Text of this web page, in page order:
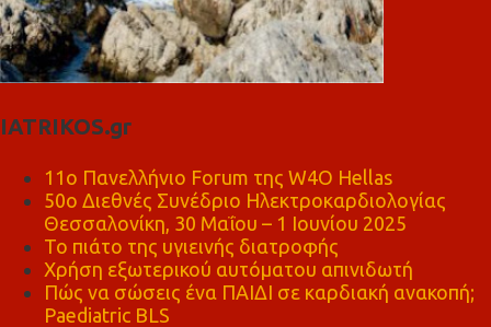
IATRIKOS.gr
11ο Πανελλήνιο Forum της W4O Hellas
50ο Διεθνές Συνέδριο Ηλεκτροκαρδιολογίας
Θεσσαλονίκη, 30 Μαΐου – 1 Ιουνίου 2025
Το πιάτο της υγιεινής διατροφής
Χρήση εξωτερικού αυτόματου απινιδωτή
Πώς να σώσεις ένα ΠΑΙΔΙ σε καρδιακή ανακοπή;
Paediatric BLS